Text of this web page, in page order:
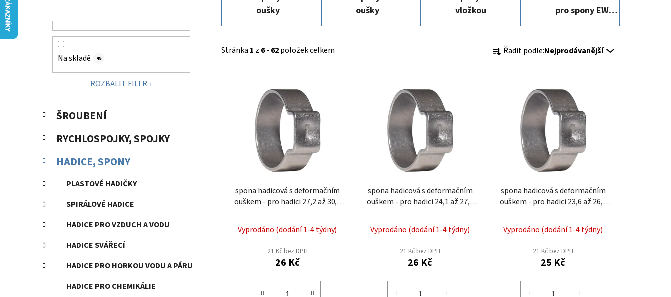
l
Na skladě 48
ROZBALIT FILTR
Přeskočit
kategorie
K
a
t
e
o
i
ŠROUBENÍ
RYCHLOSPOJKY, SPOJKY
HADICE, SPONY
PLASTOVÉ HADIČKY
SPIRÁLOVÉ HADICE
HADICE PRO VZDUCH A VODU
HADICE SVÁŘECÍ
HADICE PRO HORKOU VODU A PÁRU
HADICE PRO CHEMIKÁLIE
oušky
oušky
vložkou
pro spony EWS,
EWD, EGW
Stránka 1 z 6- 62položek celkem a Řadit podle:Nejprodávanější
spona hadicová s deformačním
ouškem - pro hadici 27,2 až 30,7
Vyprodáno (dodání 1-4 týdny)
21 Kč bez DPH
26 Kč
spona hadicová s deformačním
ouškem - pro hadici 24,1 až 27,0
Vyprodáno (dodání 1-4 týdny)
21 Kč bez DPH
26 Kč
spona hadicová s deformačním
ouškem - pro hadici 23,6 až 26,3
Vyprodáno (dodání 1-4 týdny)
21 Kč bez DPH
25 Kč